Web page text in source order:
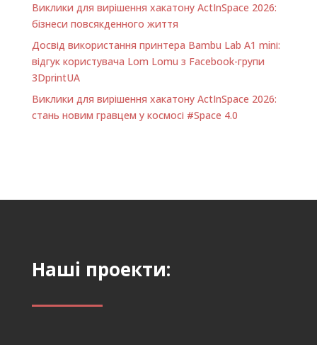
Виклики для вирішення хакатону ActInSpace 2026:
бізнеси повсякденного життя
Досвід використання принтера Bambu Lab A1 minі:
відгук користувача Lom Lomu з Facebook-групи
3DprintUA
Виклики для вирішення хакатону ActInSpace 2026:
стань новим гравцем у космосі #Space 4.0
Наші проекти: